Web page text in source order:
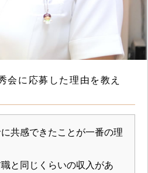
会に応募した理由を教え
共感できたことが一番の理
と同じくらいの収入があ